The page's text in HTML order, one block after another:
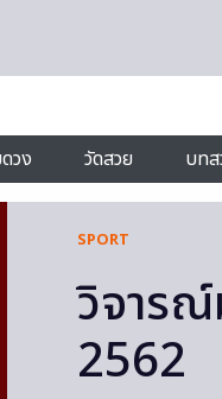
วง วัดสวย บท
SPORT
วิจาร
2562